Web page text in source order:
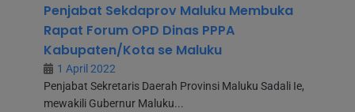
Penjabat Sekdaprov Maluku Membuka
Rapat Forum OPD Dinas PPPA
Kabupaten/Kota se Maluku
1 April 2022
Penjabat Sekretaris Daerah Provinsi Maluku Sadali Ie,
mewakili Gubernur Maluku...